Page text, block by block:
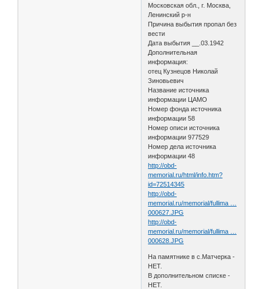
Московская обл., г. Москва,
Ленинский р-н
Причина выбытия пропал без
вести
Дата выбытия __.03.1942
Дополнительная
информация:
отец Кузнецов Николай
Зиновьевич
Название источника
информации ЦАМО
Номер фонда источника
информации 58
Номер описи источника
информации 977529
Номер дела источника
информации 48
http://obd-
memorial.ru/html/info.htm?
id=72514345
http://obd-
memorial.ru/memorial/fullima …
000627.JPG
http://obd-
memorial.ru/memorial/fullima …
000628.JPG
На памятнике в с.Матчерка -
НЕТ.
В дополнительном списке -
НЕТ.